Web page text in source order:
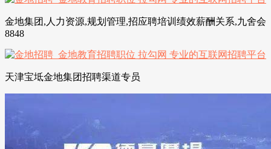
金地集团,人力资源,规划管理,招应聘培训绩效薪酬关系,九舍会
8848
天津宝坻金地集团招聘渠道专员